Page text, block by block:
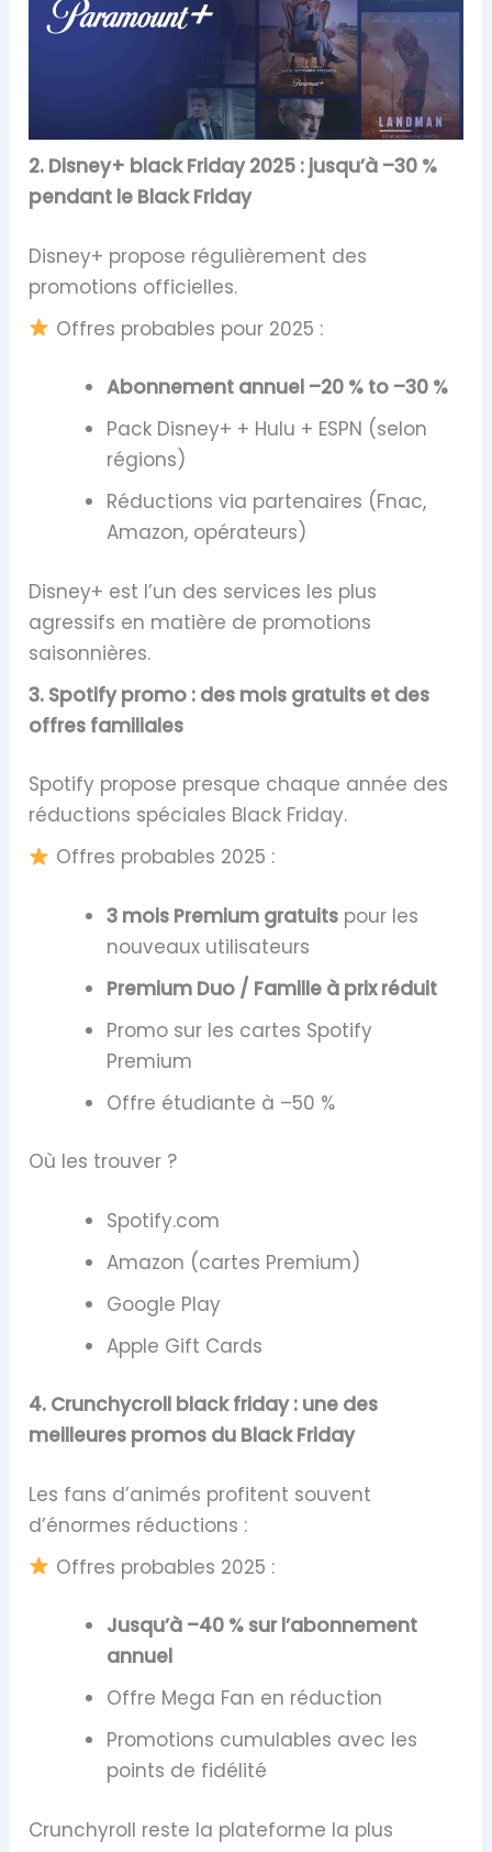
2. Disney+ black Friday 2025 : jusqu’à –30 %
pendant le Black Friday
Disney+ propose régulièrement des
promotions officielles.
Offres probables pour 2025 :
Abonnement annuel –20 % to –30 %
Pack Disney+ + Hulu + ESPN (selon
régions)
Réductions via partenaires (Fnac,
Amazon, opérateurs)
Disney+ est l’un des services les plus
agressifs en matière de promotions
saisonnières.
3. Spotify promo : des mois gratuits et des
offres familiales
Spotify propose presque chaque année des
réductions spéciales Black Friday.
Offres probables 2025 :
3 mois Premium gratuits pour les
nouveaux utilisateurs
Premium Duo / Famille à prix réduit
Promo sur les cartes Spotify
Premium
Offre étudiante à –50 %
Où les trouver ?
Spotify.com
Amazon (cartes Premium)
Google Play
Apple Gift Cards
4. Crunchycroll black friday : une des
meilleures promos du Black Friday
Les fans d’animés profitent souvent
d’énormes réductions :
Offres probables 2025 :
Jusqu’à –40 % sur l’abonnement
annuel
Offre Mega Fan en réduction
Promotions cumulables avec les
points de fidélité
Crunchyroll reste la plateforme la plus